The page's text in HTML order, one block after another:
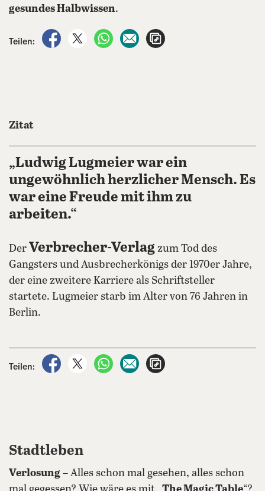
gesundes Halbwissen.
Teilen:
auf Facebook teilen
auf X teilenper WhatsApp teilen
per E-Mail teilen
Zitat
„Ludwig Lugmeier war ein
ungewöhnlich herzlicher Mensch. Es
war eine Freude mit ihm zu
arbeiten.“
Der Verbrecher-Verlag zum Tod des
Gangsters und Ausbrecherkönigs der 1970er Jahre,
der eine zweitere Karriere als Schriftsteller
startete. Lugmeier starb im Alter von 76 Jahren in
Berlin.
Teilen:
auf Facebook teilen
auf X teilenper WhatsApp teilen
per E-Mail teilen
Stadtleben
Verlosung – Alles schon mal gesehen, alles schon